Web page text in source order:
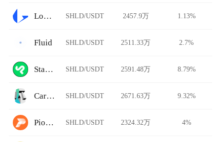
Loopring SHLD/USDT 2457.9万 1.13%
Fluid SHLD/USDT 2511.33万 2.7%
StarkDefi SHLD/USDT 2591.48万 8.79%
Carbon DeFi SHLD/USDT 2671.63万 9.32%
Pionex SHLD/USDT 2324.32万 4%